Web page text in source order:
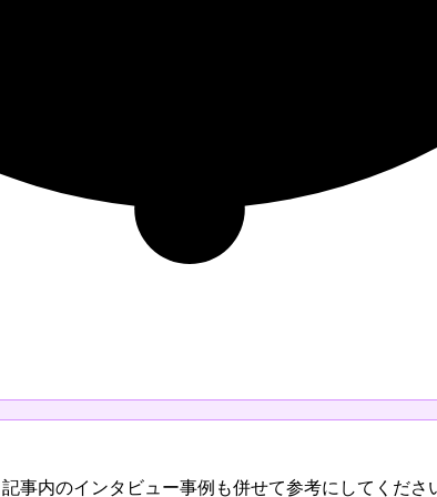
事内のインタビュー事例も併せて参考にしてくださ